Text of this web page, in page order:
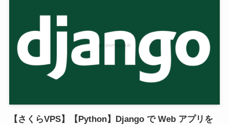
【さくらVPS】【Python】Django で Web アプリを